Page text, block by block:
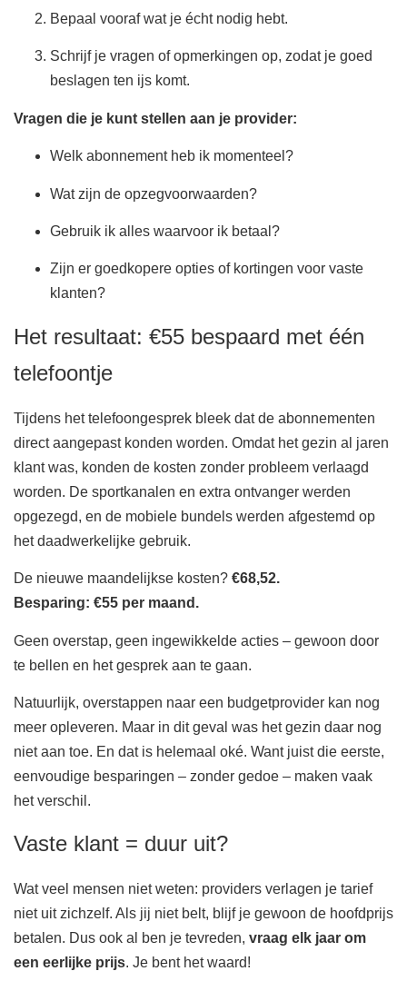
Bepaal vooraf wat je écht nodig hebt.
Schrijf je vragen of opmerkingen op, zodat je goed
beslagen ten ijs komt.
Vragen die je kunt stellen aan je provider:
Welk abonnement heb ik momenteel?
Wat zijn de opzegvoorwaarden?
Gebruik ik alles waarvoor ik betaal?
Zijn er goedkopere opties of kortingen voor vaste
klanten?
Het resultaat: €55 bespaard met één
telefoontje
Tijdens het telefoongesprek bleek dat de abonnementen
direct aangepast konden worden. Omdat het gezin al jaren
klant was, konden de kosten zonder probleem verlaagd
worden. De sportkanalen en extra ontvanger werden
opgezegd, en de mobiele bundels werden afgestemd op
het daadwerkelijke gebruik.
De nieuwe maandelijkse kosten? €68,52.
Besparing: €55 per maand.
Geen overstap, geen ingewikkelde acties – gewoon door
te bellen en het gesprek aan te gaan.
Natuurlijk, overstappen naar een budgetprovider kan nog
meer opleveren. Maar in dit geval was het gezin daar nog
niet aan toe. En dat is helemaal oké. Want juist die eerste,
eenvoudige besparingen – zonder gedoe – maken vaak
het verschil.
Vaste klant = duur uit?
Wat veel mensen niet weten: providers verlagen je tarief
niet uit zichzelf. Als jij niet belt, blijf je gewoon de hoofdprijs
betalen. Dus ook al ben je tevreden, vraag elk jaar om
een eerlijke prijs. Je bent het waard!